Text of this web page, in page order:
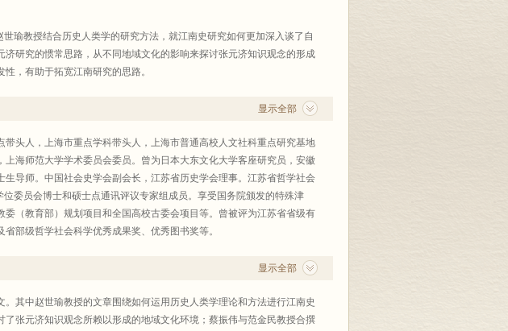
瑜教授结合历史人类学的研究方法，就江南史研究如何更加深入谈了自
研究的惯常思路，从不同地域文化的影响来探讨张元济知识观念的形成
，有助于拓宽江南研究的思路。
显示全部
头人，上海市重点学科带头人，上海市普通高校人文社科重点研究基地
海师范大学学术委员会委员。曾为日本大东文化大学客座研究员，安徽
导师。中国社会史学会副会长，江苏省历史学会理事。江苏省哲学社会
位委员会博士和硕士点通讯评议专家组成员。享受国务院颁发的特殊津
（教育部）规划项目和全国高校古委会项目等。曾被评为江苏省省级有
部级哲学社会科学优秀成果奖、优秀图书奖等。
市社科院、东华大学、南通大学、浙江工商大学等高校和科研院所。
显示全部
其中赵世瑜教授的文章围绕如何运用历史人类学理论和方法进行江南史
张元济知识观念所赖以形成的地域文化环境；蔡振伟与范金民教授合撰